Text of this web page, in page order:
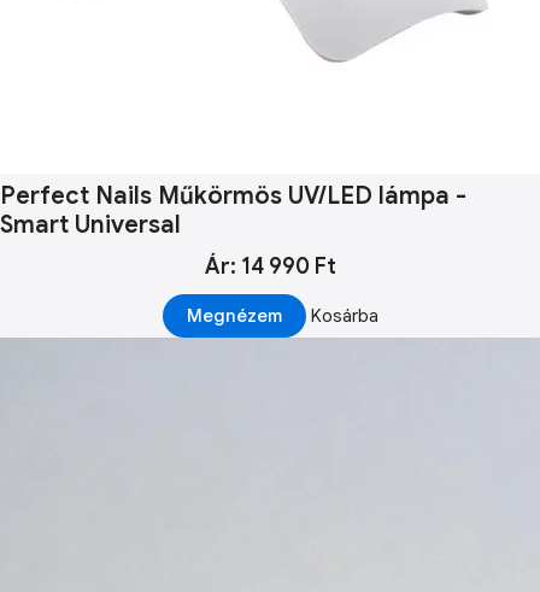
Perfect Nails Műkörmös UV/LED lámpa -
Smart Universal
Ár: 14 990 Ft
Megnézem Kosárba